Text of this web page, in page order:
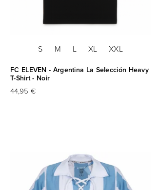
S M L XL XXL
FC ELEVEN - Argentina La Selección Heavy
T-Shirt - Noir
44,95 €